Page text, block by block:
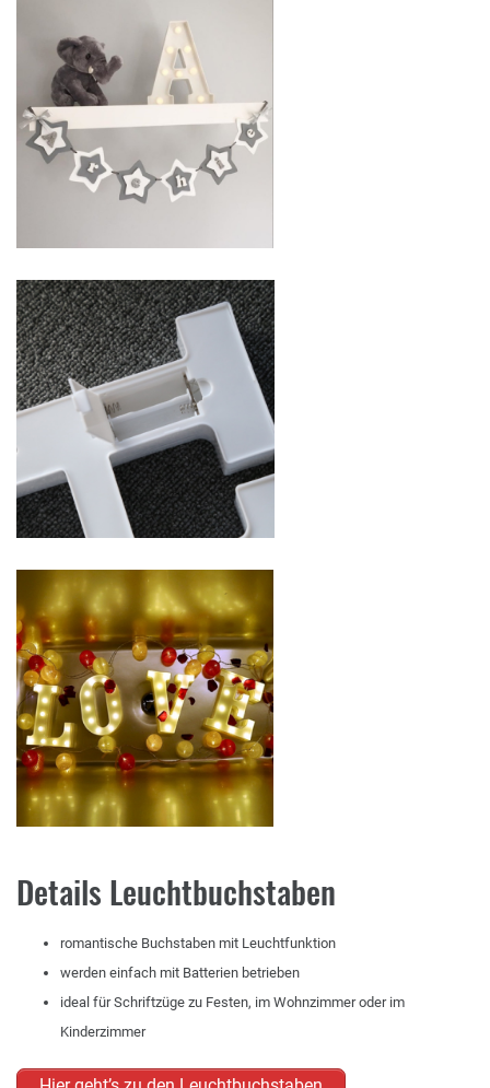
Details Leuchtbuchstaben
romantische Buchstaben mit Leuchtfunktion
werden einfach mit Batterien betrieben
ideal für Schriftzüge zu Festen, im Wohnzimmer oder im
Kinderzimmer